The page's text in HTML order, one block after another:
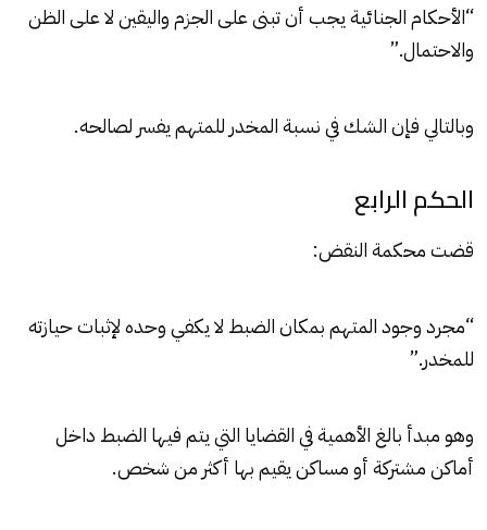
“الأحكام الجنائية يجب أن تبنى على الجزم واليقين لا على الظن
والاحتمال.”
وبالتالي فإن الشك في نسبة المخدر للمتهم يفسر لصالحه.
الحكم الرابع
قضت محكمة النقض:
“مجرد وجود المتهم بمكان الضبط لا يكفي وحده لإثبات حيازته
للمخدر.”
وهو مبدأ بالغ الأهمية في القضايا التي يتم فيها الضبط داخل
أماكن مشتركة أو مساكن يقيم بها أكثر من شخص.